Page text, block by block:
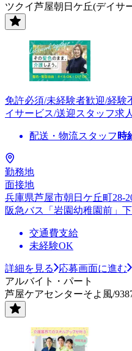
ツクイ芦屋朝日ケ丘(デイサ
免許必須/未経験者歓迎/経
イサービス/送迎スタッフ求人
配送・物流スタッフ 時
勤務地
面接地
兵庫県芦屋市朝日ケ丘町28-
阪急バス「岩園幼稚園前」
交通費支給
未経験OK
詳細を見る
応募画面に進む
アルバイト・パート
芦屋ケアセンターそよ風/